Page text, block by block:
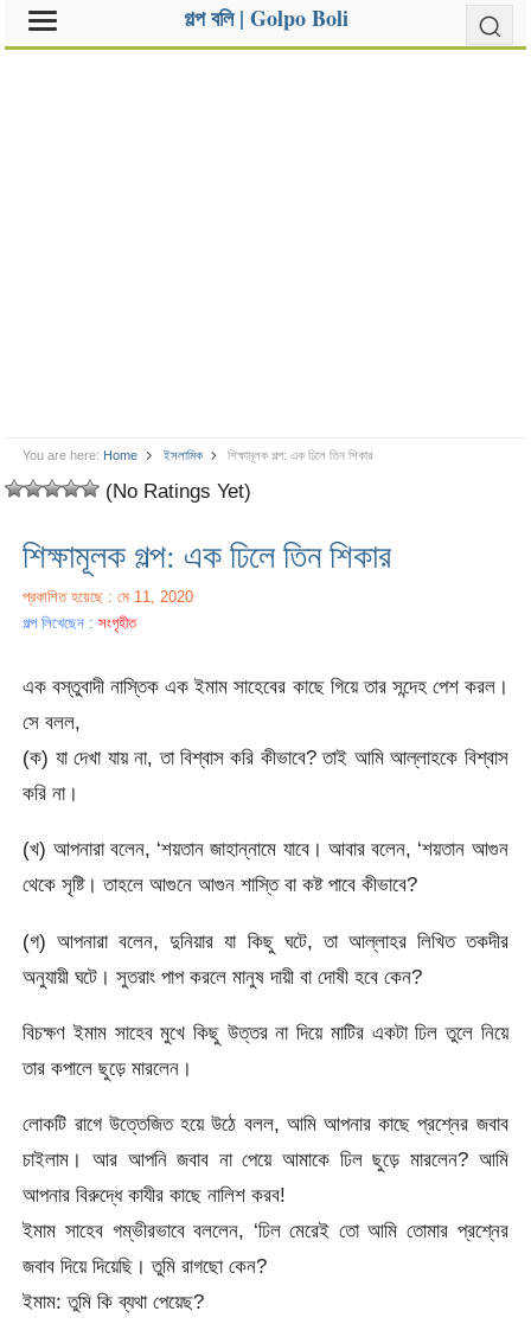
গল্প বলি | Golpo Boli
You are here: Home ইসলামিক শিক্ষামূলক গল্প: এক ঢিলে তিন শিকার
(No Ratings Yet)
শিক্ষামূলক গল্প: এক ঢিলে তিন শিকার
প্রকাশিত হয়েছে : মে 11, 2020
গল্প লিখেছেন :সংগৃহীত
এক বস্তুবাদী নাস্তিক এক ইমাম সাহেবের কাছে গিয়ে তার সন্দেহ পেশ করল।
সে বলল,
(ক) যা দেখা যায় না, তা বিশ্বাস করি কীভাবে? তাই আমি আল্লাহকে বিশ্বাস
করি না।
(খ) আপনারা বলেন, ‘শয়তান জাহান্নামে যাবে। আবার বলেন, ‘শয়তান আগুন
থেকে সৃষ্টি। তাহলে আগুনে আগুন শাস্তি বা কষ্ট পাবে কীভাবে?
(গ) আপনারা বলেন, দুনিয়ার যা কিছু ঘটে, তা আল্লাহর লিখিত তকদীর
অনুযায়ী ঘটে। সুতরাং পাপ করলে মানুষ দায়ী বা দোষী হবে কেন?
বিচক্ষণ ইমাম সাহেব মুখে কিছু উত্তর না দিয়ে মাটির একটা ঢিল তুলে নিয়ে
তার কপালে ছুড়ে মারলেন।
লোকটি রাগে উত্তেজিত হয়ে উঠে বলল, আমি আপনার কাছে প্রশ্নের জবাব
চাইলাম। আর আপনি জবাব না পেয়ে আমাকে ঢিল ছুড়ে মারলেন? আমি
আপনার বিরুদ্ধে কাযীর কাছে নালিশ করব!
ইমাম সাহেব গম্ভীরভাবে বললেন, ‘ঢিল মেরেই তো আমি তোমার প্রশ্নের
জবাব দিয়ে দিয়েছি। তুমি রাগছো কেন?
ইমাম: তুমি কি ব্যথা পেয়েছ?